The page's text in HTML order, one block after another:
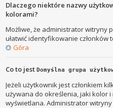
Dlaczego niektóre nazwy
kolorami?
Możliwe, że administrator witryny
ułatwić identyfikowanie członków
Góra
Co to jestDomyślna grupa
Jeżeli użytkownik jest członkiem
używana do określenia, jaki kolor
wyświetlana. Administrator